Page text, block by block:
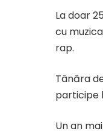
La doar
cu
rap.
​Tânăra
participe
Un an